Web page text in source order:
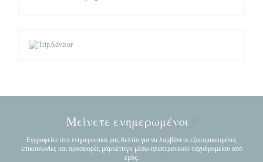
Μείνετε ενημερωμένοι *
Εγγραφείτε στο ενημερωτικό μας δελτίο για να λαμβάνετε εξατομικευμένες
επικοινωνίες και προσφορές μάρκετινγκ μέσω ηλεκτρονικού ταχυδρομείου από
εμάς.